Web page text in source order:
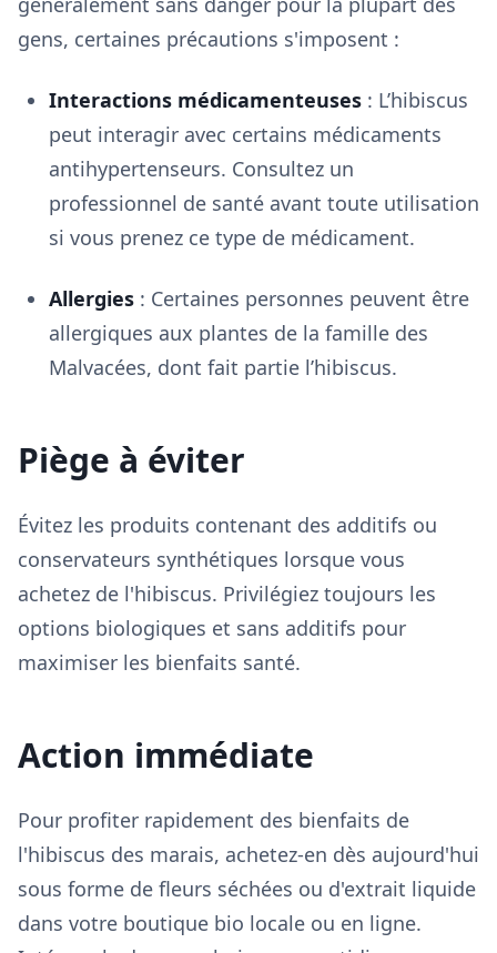
gens, certaines précautions s'imposent :
Interactions médicamenteuses : L’hibiscus
peut interagir avec certains médicaments
antihypertenseurs. Consultez un
professionnel de santé avant toute utilisation
si vous prenez ce type de médicament.
Allergies : Certaines personnes peuvent être
allergiques aux plantes de la famille des
Malvacées, dont fait partie l’hibiscus.
Piège à éviter
Évitez les produits contenant des additifs ou
conservateurs synthétiques lorsque vous
achetez de l'hibiscus. Privilégiez toujours les
options biologiques et sans additifs pour
maximiser les bienfaits santé.
Action immédiate
Pour profiter rapidement des bienfaits de
l'hibiscus des marais, achetez-en dès aujourd'hui
sous forme de fleurs séchées ou d'extrait liquide
dans votre boutique bio locale ou en ligne.